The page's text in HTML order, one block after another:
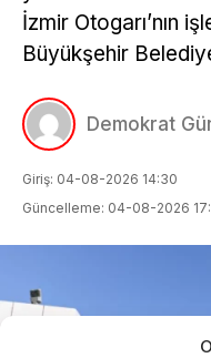
İzmir Otogarı’nın
Büyükşehir
Demokrat
Giriş: 04-08-2026 14:30
Güncelleme: 04-08-2026